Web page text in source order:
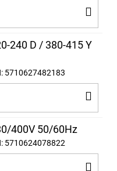
240 D / 380-415 Y
5710627482183
400V 50/60Hz
5710624078822